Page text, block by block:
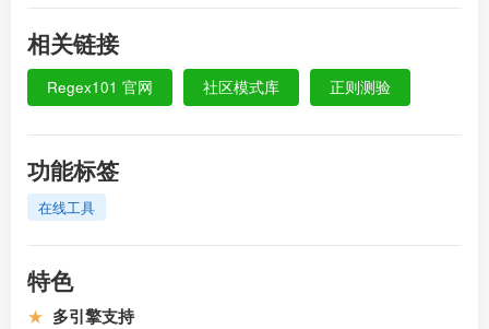
相关链接
Regex101 官网 社区模式库 正则测验
功能标签
在线工具
特色
★ 多引擎支持